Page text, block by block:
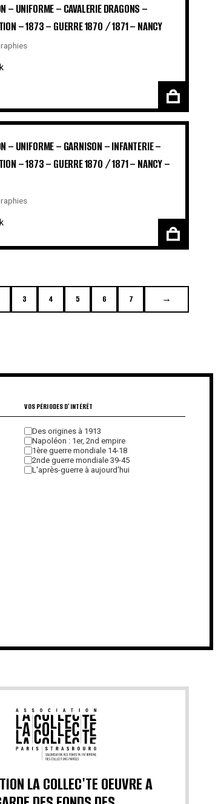
– UNIFORME – CAVALERIE DRAGONS –
– 1873 – GUERRE 1870 / 1871 – NANCY
– UNIFORME – GARNISON – INFANTERIE –
– 1873 – GUERRE 1870 / 1871 – NANCY –
3 4 5 6 7 →
VOS PÉRIODES D'INTÉRÊT
Des origines à 1913
Napoléon : 1er, 2nd empire
1ère guerre mondiale 14-18
2nde guerre mondiale 39-45
L'après-guerre à aujourd'hui
LA COLLEC'TE OEUVRE A